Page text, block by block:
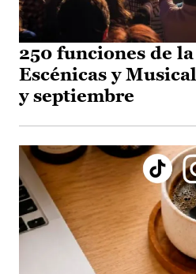
250 funciones de
Escénicas y
y septiembre